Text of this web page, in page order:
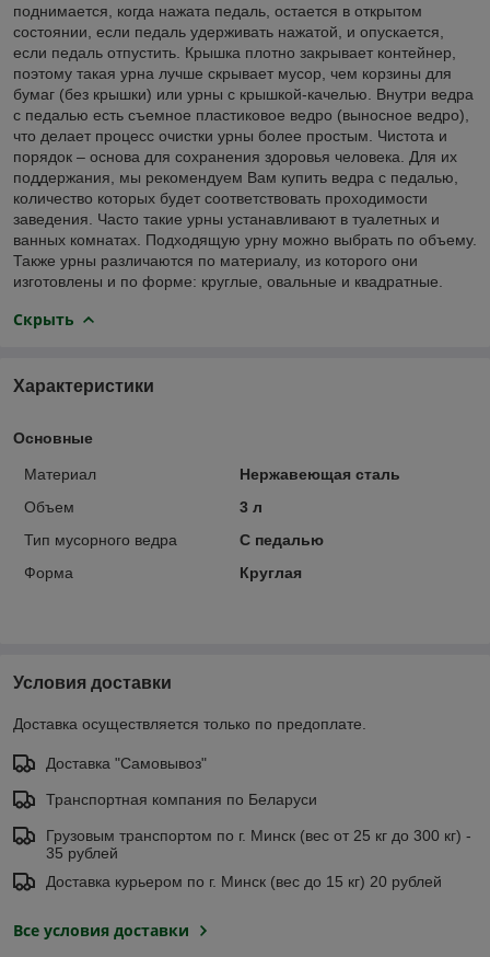
поднимается, когда нажата педаль, остается в открытом
состоянии, если педаль удерживать нажатой, и опускается,
если педаль отпустить. Крышка плотно закрывает контейнер,
поэтому такая урна лучше скрывает мусор, чем корзины для
бумаг (без крышки) или урны с крышкой-качелью. Внутри ведра
с педалью есть съемное пластиковое ведро (выносное ведро),
что делает процесс очистки урны более простым. Чистота и
порядок – основа для сохранения здоровья человека. Для их
поддержания, мы рекомендуем Вам купить ведра с педалью,
количество которых будет соответствовать проходимости
заведения. Часто такие урны устанавливают в туалетных и
ванных комнатах. Подходящую урну можно выбрать по объему.
Также урны различаются по материалу, из которого они
изготовлены и по форме: круглые, овальные и квадратные.
Скрыть
Характеристики
Основные
Материал
Нержавеющая сталь
Объем
3 л
Тип мусорного ведра
С педалью
Форма
Круглая
Условия доставки
Доставка осуществляется только по предоплате.
Доставка "Самовывоз"
Транспортная компания по Беларуси
Грузовым транспортом по г. Минск (вес от 25 кг до 300 кг) -
35 рублей
Доставка курьером по г. Минск (вес до 15 кг) 20 рублей
Все условия доставки